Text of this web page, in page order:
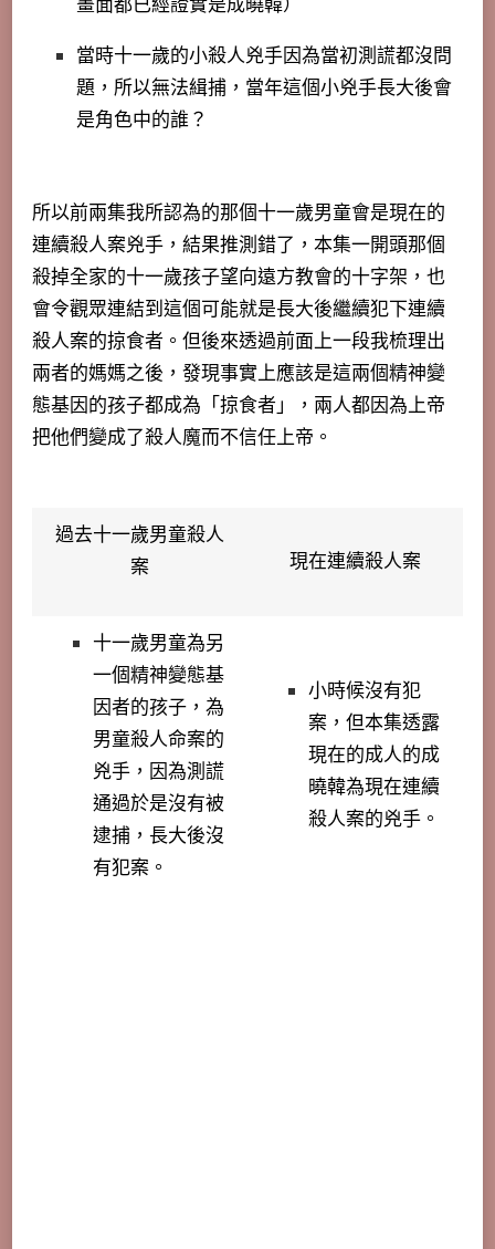
畫面都已經證實是成曉韓）
當時十一歲的小殺人兇手因為當初測謊都沒問
題，所以無法緝捕，當年這個小兇手長大後會
是角色中的誰？
所以前兩集我所認為的那個十一歲男童會是現在的
連續殺人案兇手，結果推測錯了，本集一開頭那個
殺掉全家的十一歲孩子望向遠方教會的十字架，也
會令觀眾連結到這個可能就是長大後繼續犯下連續
殺人案的掠食者。但後來透過前面上一段我梳理出
兩者的媽媽之後，發現事實上應該是這兩個精神變
態基因的孩子都成為「掠食者」，兩人都因為上帝
把他們變成了殺人魔而不信任上帝。
過去十一歲男童殺人
案
現在連續殺人案
十一歲男童為另
一個精神變態基
因者的孩子，為
男童殺人命案的
兇手，因為測謊
通過於是沒有被
逮捕，長大後沒
有犯案。
小時候沒有犯
案，但本集透露
現在的成人的成
曉韓為現在連續
殺人案的兇手。